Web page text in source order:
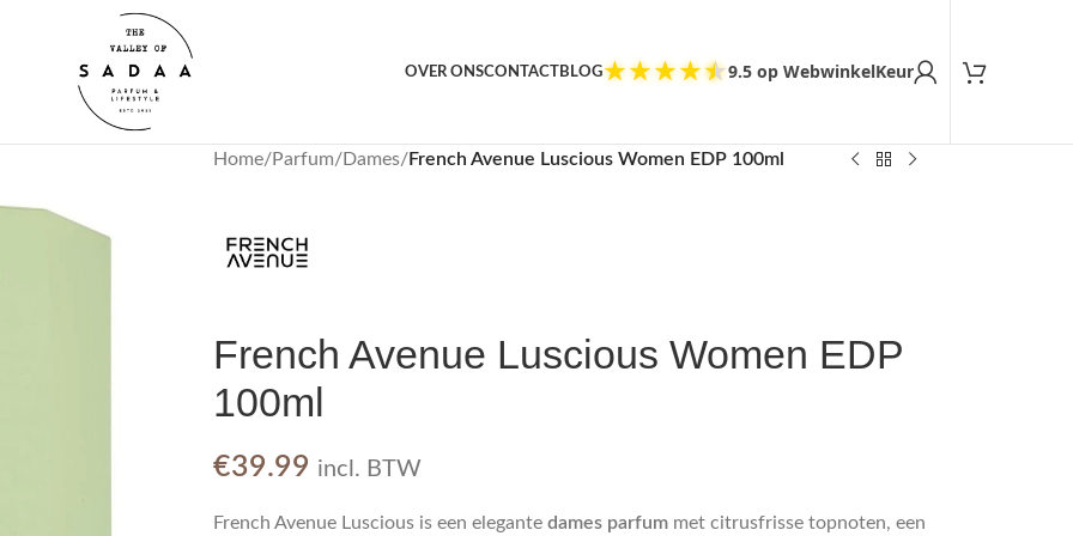
Korting voor jou
OVER ONSCONTACTBLOG★★★★★9.5 op WebwinkelKeur
Home/Parfum/Dames/French Avenue Luscious Women EDP 100ml
French Avenue Luscious Women EDP
100ml
€39.99 incl. BTW
French Avenue Luscious is een elegante dames parfummet citrusfrisse topnoten, een